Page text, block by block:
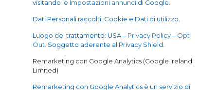
visitando le Impostazioni annuncidi Google.
Dati Personali raccolti: Cookie e Dati di utilizzo.
Luogo del trattamento: USA – Privacy Policy– Opt
Out . Soggetto aderente al Privacy Shield.
Remarketing con Google Analytics (Google Ireland
Limited)
Remarketing con Google Analytics è un servizio di